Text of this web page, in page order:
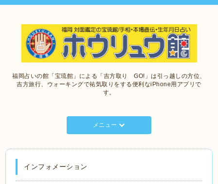
福岡占いの館「宝琉館」による「吉方取り GO!」は引っ越しの方位、
吉方旅行、ウォーキングで祐気取りをする便利なiPhone用アプリで
す。
メニュー
インフォメーション